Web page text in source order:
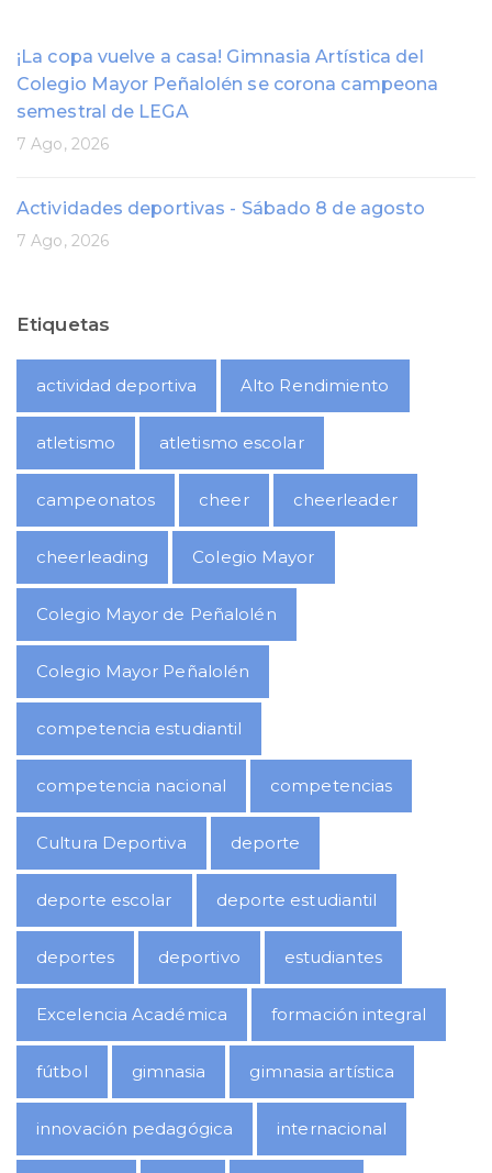
¡La copa vuelve a casa! Gimnasia Artística del
Colegio Mayor Peñalolén se corona campeona
semestral de LEGA
7 Ago, 2026
Actividades deportivas - Sábado 8 de agosto
7 Ago, 2026
Etiquetas
actividad deportiva Alto Rendimiento
atletismo atletismo escolar
campeonatos cheer cheerleader
cheerleading Colegio Mayor
Colegio Mayor de Peñalolén
Colegio Mayor Peñalolén
competencia estudiantil
competencia nacional competencias
Cultura Deportiva deporte
deporte escolar deporte estudiantil
deportes deportivo estudiantes
Excelencia Académica formación integral
fútbol gimnasia gimnasia artística
innovación pedagógica internacional